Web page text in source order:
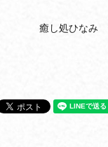
癒し処ひなみ